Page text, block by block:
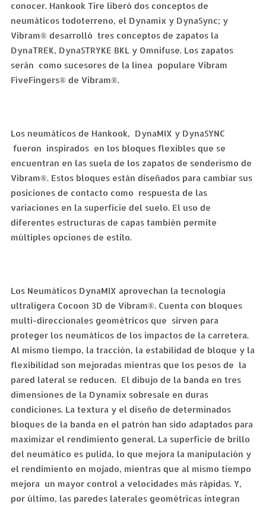
conocer. Hankook Tire liberó dos conceptos de
neumáticos todoterreno, el Dynamix y DynaSync; y
Vibram® desarrolló tres conceptos de zapatos la
DynaTREK, DynaSTRYKE BKL y Omnifuse. Los zapatos
serán como sucesores de la línea populare Vibram
FiveFingers® de Vibram®.
Los neumáticos de Hankook, DynaMIX y DynaSYNC
fueron inspirados en los bloques flexibles que se
encuentran en las suela de los zapatos de senderismo de
Vibram®. Estos bloques están diseñados para cambiar sus
posiciones de contacto como respuesta de las
variaciones en la superficie del suelo. El uso de
diferentes estructuras de capas también permite
múltiples opciones de estilo.
Los Neumáticos DynaMIX aprovechan la tecnología
ultraligera Cocoon 3D de Vibram®. Cuenta con bloques
multi-direccionales geométricos que sirven para
proteger los neumáticos de los impactos de la carretera.
Al mismo tiempo, la tracción, la estabilidad de bloque y la
flexibilidad son mejoradas mientras que los pesos de la
pared lateral se reducen. El dibujo de la banda en tres
dimensiones de la Dynamix sobresale en duras
condiciones. La textura y el diseño de determinados
bloques de la banda en el patrón han sido adaptados para
maximizar el rendimiento general. La superficie de brillo
del neumático es pulida, lo que mejora la manipulación y
el rendimiento en mojado, mientras que al mismo tiempo
mejora un mayor control a velocidades más rápidas. Y,
por último, las paredes laterales geométricas integran